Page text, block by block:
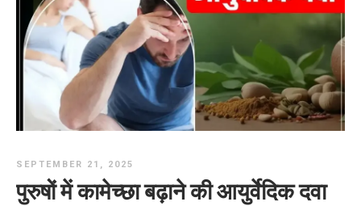
SEPTEMBER 21, 2025
पुरुषों में कामेच्छा बढ़ाने की आयुर्वेदिक दवा